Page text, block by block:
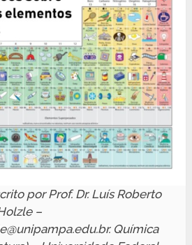
por Prof. Dr. Luís Roberto
–
Química